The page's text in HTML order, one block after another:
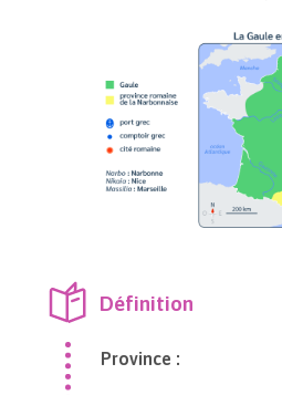
Définition
Province :